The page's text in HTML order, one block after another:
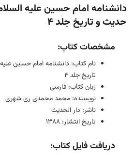
دانشنامه امام حسين عليه السلام
حديث و تاريخ جلد 4
مشخصات کتاب:
نام کتاب: دانشنامه امام حسين
تاريخ جلد 4
زبان کتاب: فارسی
نویسنده: محمد محمدی ری شهری
ناشر: دار الحدیث
تاریخ انتشار: 1388
دریافت فایل کتاب: